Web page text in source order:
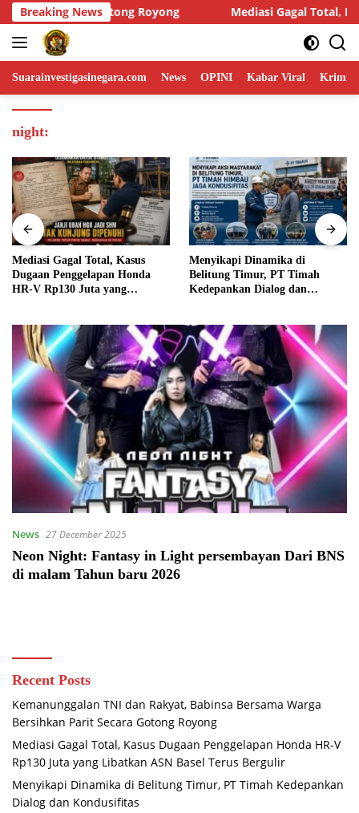
Skip
to
content
Breaking News
Mediasi Gagal Total, Kasus Dugaan Penggelapan Honda HR-
Suarainvestigasinegara.com News OPINI Kabar Viral
night:
Menyikapi Dinamika di
Belitung Timur, PT Timah
Kedepankan Dialog dan
Humas DPP LIN Desak Kapolri
dan Panglima TNI Turun
Langsung Usut Dugaan
News 27 December 2025
Neon Night: Fantasy in Light persembayan Dari BNS
di malam Tahun baru 2026
Recent Posts
Kemanunggalan TNI dan Rakyat, Babinsa Bersama Warga
Bersihkan Parit Secara Gotong Royong
Mediasi Gagal Total, Kasus Dugaan Penggelapan Honda HR-V
Rp130 Juta yang Libatkan ASN Basel Terus Bergulir
Menyikapi Dinamika di Belitung Timur, PT Timah Kedepankan
Dialog dan Kondusifitas